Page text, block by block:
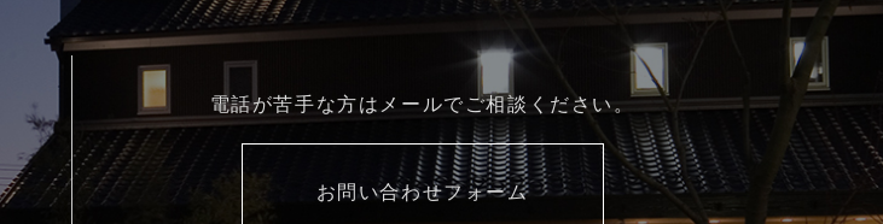
電話が苦手な方はメールでご相談ください。
お問い合わせフォーム